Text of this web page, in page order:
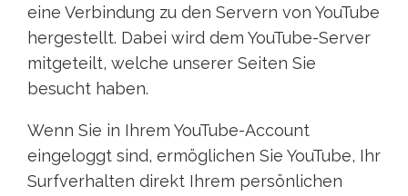
eine Verbindung zu den Servern von YouTube
hergestellt. Dabei wird dem YouTube-Server
mitgeteilt, welche unserer Seiten Sie
besucht haben.
Wenn Sie in Ihrem YouTube-Account
eingeloggt sind, ermöglichen Sie YouTube, Ihr
Surfverhalten direkt Ihrem persönlichen